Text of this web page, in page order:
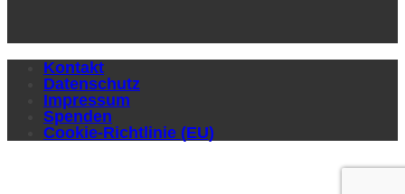
Kontakt
Datenschutz
Impressum
Spenden
Cookie-Richtlinie (EU)